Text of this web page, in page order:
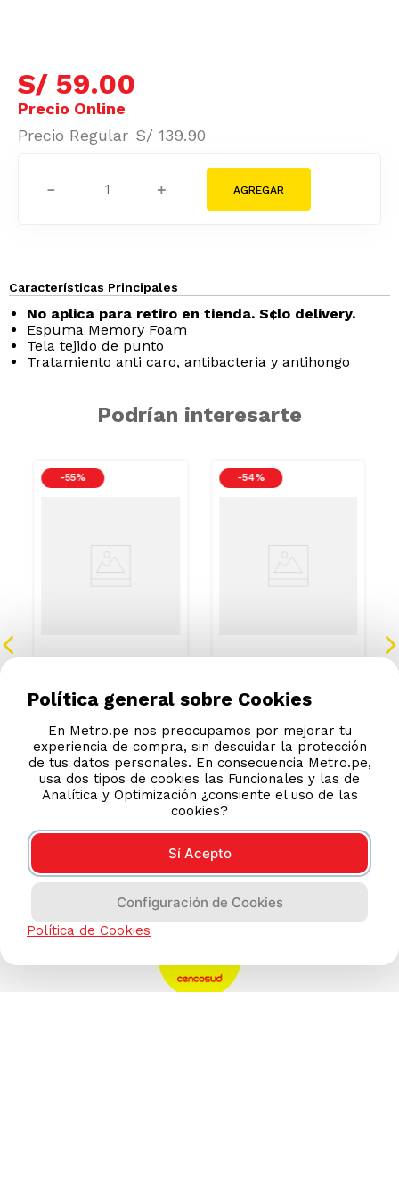
S/ 59.00
S/ 139.90
＋
－
Características Principales
No aplica para retiro en tienda. S¢lo delivery.
Espuma Memory Foam
Tela tejido de punto
Tratamiento anti caro, antibacteria y antihongo
Podrían interesarte
-55 %
S/ 34 .90
S/77.99
-54 %
S/ 16 .90
S/36.99
Política general sobre Cookies
En Metro.pe nos preocupamos por mejorar tu
experiencia de compra, sin descuidar la protección
de tus datos personales. En consecuencia Metro.pe,
usa dos tipos de cookies las Funcionales y las de
Analítica y Optimización ¿consiente el uso de las
cookies?
Sí Acepto
Configuración de Cookies
Política de Cookies